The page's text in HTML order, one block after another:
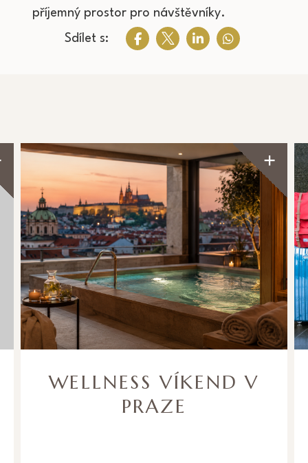
příjemný prostor pro návštěvníky.
Sdílet s:
WELLNESS VÍKEND V
PRAZE